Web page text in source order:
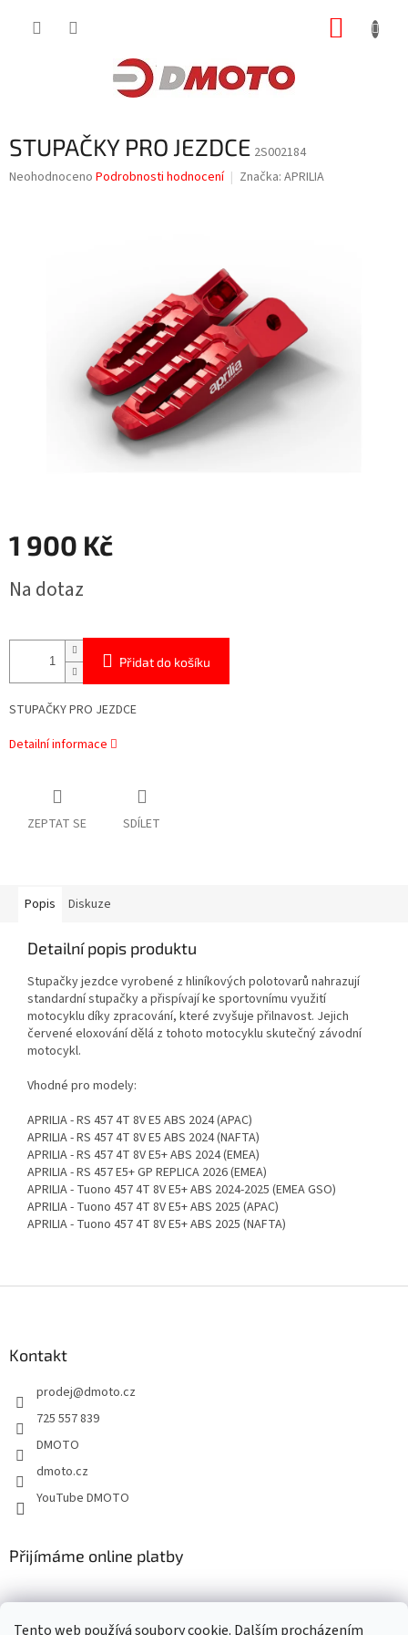
Tento web používá soubory cookie. Dalším procházením
STUPAČKY PRO JEZDCE 2S002184
Průměrné
Neohodnoceno Podrobnosti hodnocení Značka: APRILIA
1 900 Kč
cena:
Na dotaz
Přidat do košíku
STUPAČKY PRO JEZDCE
Detailní informace
ZEPTAT SE SDÍLET
Popis Diskuze
Detailní popis produktu
Stupačky jezdce vyrobené z hliníkových polotovarů nahrazují
standardní stupačky a přispívají ke sportovnímu využití
motocyklu díky zpracování, které zvyšuje přilnavost. Jejich
červené eloxování dělá z tohoto motocyklu skutečný závodní
motocykl.
Vhodné pro modely:
APRILIA - RS 457 4T 8V E5 ABS 2024 (APAC)
APRILIA - RS 457 4T 8V E5 ABS 2024 (NAFTA)
APRILIA - RS 457 4T 8V E5+ ABS 2024 (EMEA)
APRILIA - RS 457 E5+ GP REPLICA 2026 (EMEA)
APRILIA - Tuono 457 4T 8V E5+ ABS 2024-2025 (EMEA GSO)
APRILIA - Tuono 457 4T 8V E5+ ABS 2025 (APAC)
APRILIA - Tuono 457 4T 8V E5+ ABS 2025 (NAFTA)
Kontakt
prodej@dmoto.cz
725 557 839
DMOTO
dmoto.cz
YouTube DMOTO
Přijímáme online platby